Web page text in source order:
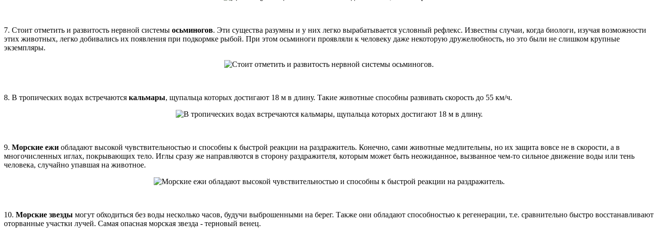
7. Стоит отметить и развитость нервной системы осьминогов. Эти существа разумны и у них легко вырабатывается условный рефлекс. Известны случаи, когда биологи, изучая возможности
этих животных, легко добивались их появления при подкормке рыбой. При этом осьминоги проявляли к человеку даже некоторую дружелюбность, но это были не слишком крупные
экземпляры.
8. В тропических водах встречаются кальмары, щупальца которых достигают 18 м в длину. Такие животные способны развивать скорость до 55 км/ч.
9. Морские ежи обладают высокой чувствительностью и способны к быстрой реакции на раздражитель. Конечно, сами животные медлительны, но их защита вовсе не в скорости, а в
многочисленных иглах, покрывающих тело. Иглы сразу же направляются в сторону раздражителя, которым может быть неожиданное, вызванное чем-то сильное движение воды или тень
человека, случайно упавшая на животное.
10. Морские звезды могут обходиться без воды несколько часов, будучи выброшенными на берег. Также они обладают способностью к регенерации, т.е. сравнительно быстро восстанавливают
оторванные участки лучей. Самая опасная морская звезда - терновый венец.